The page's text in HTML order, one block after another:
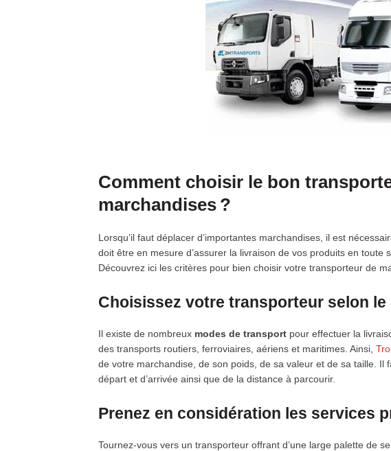
Comment choisir le bon
marchandises ?
Lorsqu’il faut déplacer d’importantes marchandises, il est
doit être en mesure d’assurer la livraison de vos produits en toute
Découvrez ici les critères pour bien choisir votre transporteur de
Choisissez votre transporteur selon
Il existe de nombreux modes de transport pour effectuer la
des transports routiers, ferroviaires, aériens et maritimes. Ainsi,
de votre marchandise, de son poids, de sa valeur et de sa taille. Il
départ et d’arrivée ainsi que de la distance à parcourir.
Prenez en considération les services
Tournez-vous vers un transporteur offrant d’une large palette de